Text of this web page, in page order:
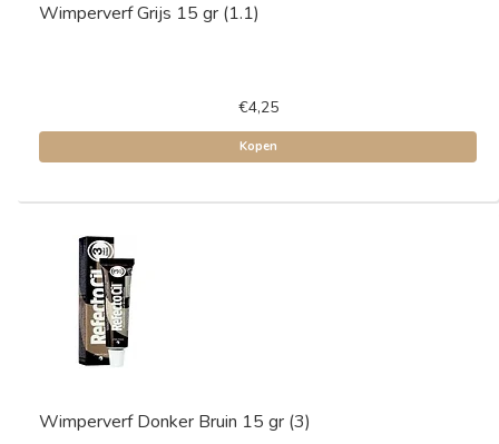
Wimperverf Grijs 15 gr (1.1)
€4,25
Kopen
Wimperverf Donker Bruin 15 gr (3)